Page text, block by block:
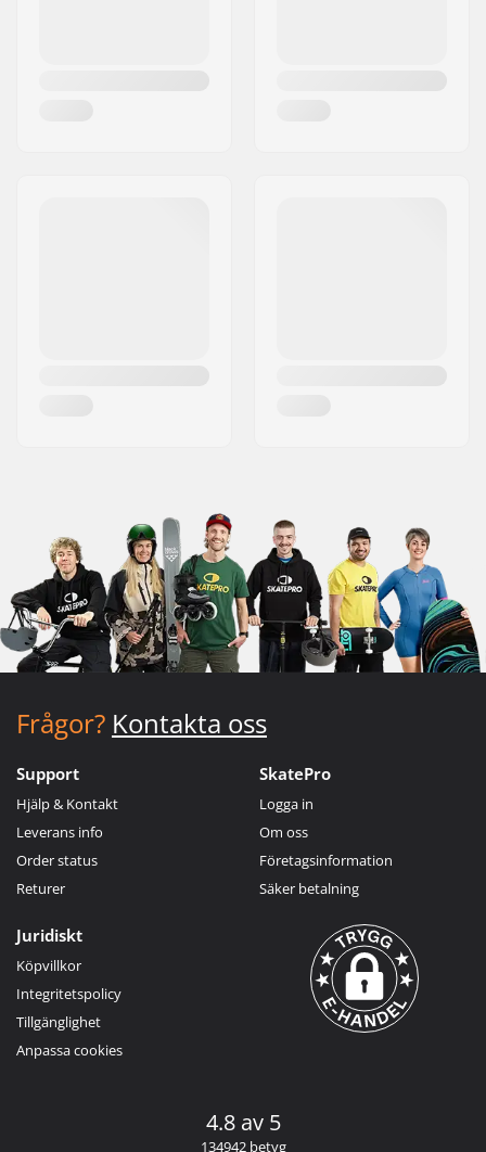
Frågor? Kontakta oss
Support
Hjälp & Kontakt
Leverans info
Order status
Returer
SkatePro
Logga in
Om oss
Företagsinformation
Säker betalning
Juridiskt
Köpvillkor
Integritetspolicy
Tillgänglighet
Anpassa cookies
4.8 av 5
134942 betyg